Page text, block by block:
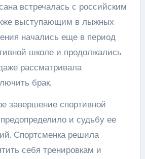
встречалась с российским
выступающим в лыжных
начались еще в период
школе и продолжались
рассматривала
брак.
завершение спортивной
и судьбу ее
Спортсменка решила
себя тренировкам и